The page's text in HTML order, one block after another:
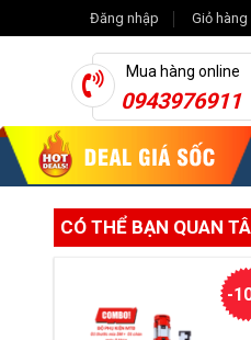
Đăng nhập Giỏ hàng
Mua hàng online
0943976911
CÓ THỂ BẠN QUAN
-